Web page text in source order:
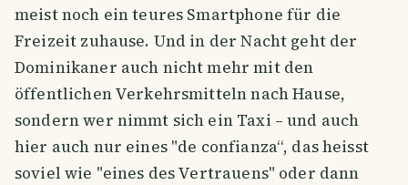
meist noch ein teures Smartphone für die
Freizeit zuhause. Und in der Nacht geht der
Dominikaner auch nicht mehr mit den
öffentlichen Verkehrsmitteln nach Hause,
sondern wer nimmt sich ein Taxi – und auch
hier auch nur eines "de confianza“, das heisst
soviel wie "eines des Vertrauens" oder dann